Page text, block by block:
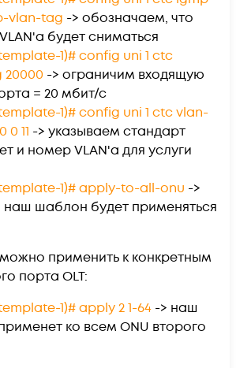
vlan-tag -> обозначаем, что
будет сниматься
1)# config uni 1 ctc
-> ограничим входящую
= 20 мбит/с
1)# config uni 1 ctc vlan-
0 11 -> указываем стандарт
и номер VLAN'a для услуги
template-1)# apply-to-all-onu ->
наш шаблон будет применяться
применить к конкретным
порта OLT:
1)# apply 2 1-64 -> наш
ко всем ONU второго